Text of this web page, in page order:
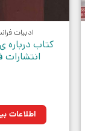
ادبیات
کتاب
انتشارات
اطلاعات